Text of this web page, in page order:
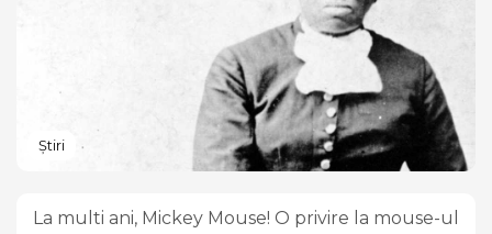
Știri
La multi ani, Mickey Mouse! O privire la mouse-ul